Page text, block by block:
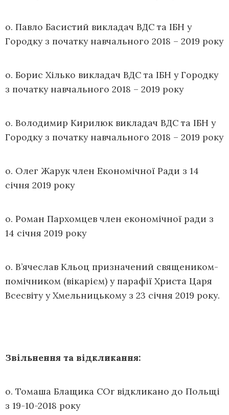
о. Павло Басистий викладач ВДС та ІБН у
Городку з початку навчального 2018 – 2019 року
о. Борис Хілько викладач ВДС та ІБН у Городку
з початку навчального 2018 – 2019 року
о. Володимир Кирилюк викладач ВДС та ІБН у
Городку з початку навчального 2018 – 2019 року
о. Олег Жарук член Економічної Ради з 14
січня 2019 року
о. Роман Пархомцев член економічної ради з
14 січня 2019 року
о. В’ячеслав Кльоц призначений священиком-
помічником (вікарієм) у парафії Христа Царя
Всесвіту у Хмельницькому з 23 січня 2019 року.
Звільнення та відкликання:
о. Томаша Блащика COr відкликано до Польщі
з 19-10-2018 року